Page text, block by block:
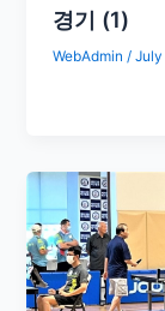
경기 (1)
WebAdmin /July